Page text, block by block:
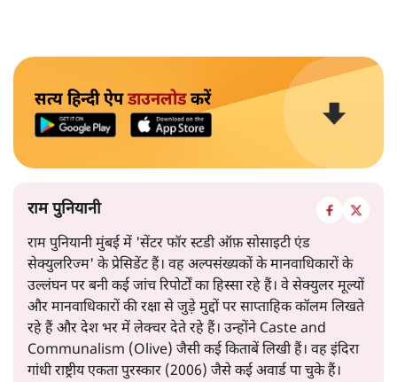
सत्य हिन्दी ऐपडाउनलोडकरें
राम पुनियानी
राम पुनियानी मुंबई में 'सेंटर फॉर स्टडी ऑफ़ सोसाइटी एंड
सेक्युलरिज्म' के प्रेसिडेंट हैं। वह अल्पसंख्यकों के मानवाधिकारों के
उल्लंघन पर बनी कई जांच रिपोर्टों का हिस्सा रहे हैं। वे सेक्युलर मूल्यों
और मानवाधिकारों की रक्षा से जुड़े मुद्दों पर साप्ताहिक कॉलम लिखते
रहे हैं और देश भर में लेक्चर देते रहे हैं। उन्होंने Caste and
Communalism (Olive) जैसी कई किताबें लिखी हैं। वह इंदिरा
गांधी राष्ट्रीय एकता पुरस्कार (2006) जैसे कई अवार्ड पा चुके हैं।